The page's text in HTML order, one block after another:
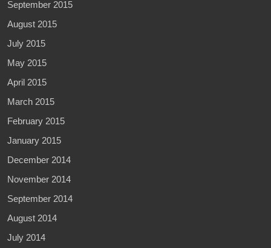
September 2015
August 2015
July 2015
May 2015
April 2015
March 2015
February 2015
January 2015
December 2014
November 2014
September 2014
August 2014
July 2014